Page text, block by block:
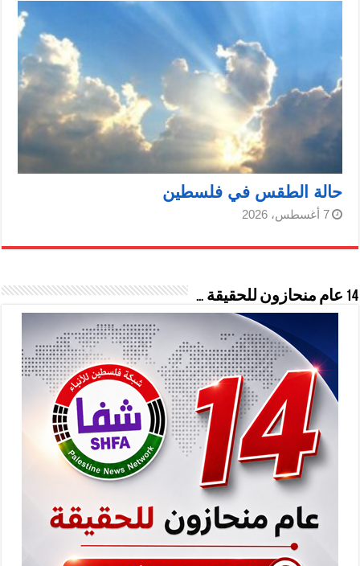
حالة الطقس في فلسطين
7 أغسطس، 2026
14 عام منحازون للحقيقة …